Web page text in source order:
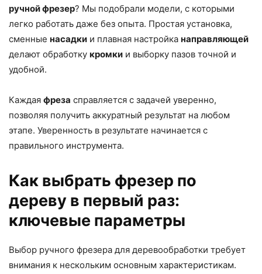
ручной фрезер? Мы подобрали модели, с которыми
легко работать даже без опыта. Простая установка,
сменные насадки и плавная настройка направляющей
делают обработку кромки и выборку пазов точной и
удобной.
Каждая фреза справляется с задачей уверенно,
позволяя получить аккуратный результат на любом
этапе. Уверенность в результате начинается с
правильного инструмента.
Как выбрать фрезер по
дереву в первый раз:
ключевые параметры
Выбор ручного фрезера для деревообработки требует
внимания к нескольким основным характеристикам.